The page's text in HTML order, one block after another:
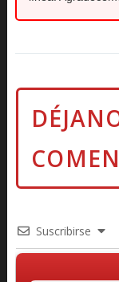
Suscribirse